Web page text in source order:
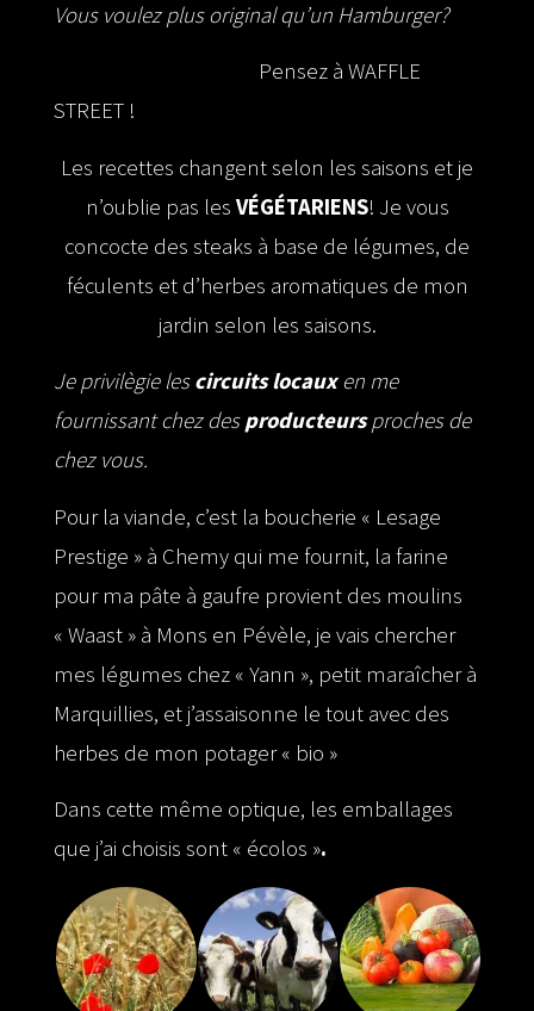
Vous voulez plus original qu’un Hamburger?
Pensez à WAFFLE
STREET !
Les recettes changent selon les saisons et je
n’oublie pas les VÉGÉTARIENS! Je vous
concocte des steaks à base de légumes, de
féculents et d’herbes aromatiques de mon
jardin selon les saisons.
Je privilègie lescircuits locauxen me
fournissant chez desproducteursproches de
chez vous.
Pour la viande, c’est la boucherie « Lesage
Prestige » à Chemy qui me fournit, la farine
pour ma pâte à gaufre provient des moulins
« Waast » à Mons en Pévèle, je vais chercher
mes légumes chez « Yann », petit maraîcher à
Marquillies, et j’assaisonne le tout avec des
herbes de mon potager « bio »
Dans cette même optique, les emballages
que j’ai choisis sont « écolos ».